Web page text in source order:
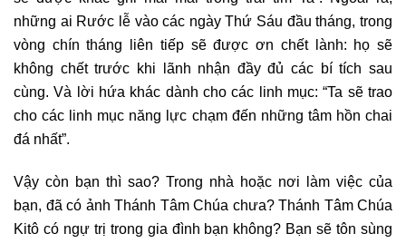
những ai Rước lễ vào các ngày Thứ Sáu đầu tháng, trong
vòng chín tháng liên tiếp sẽ được ơn chết lành: họ sẽ
không chết trước khi lãnh nhận đầy đủ các bí tích sau
cùng. Và lời hứa khác dành cho các linh mục: “Ta sẽ trao
cho các linh mục năng lực chạm đến những tâm hồn chai
đá nhất”.
Vậy còn bạn thì sao? Trong nhà hoặc nơi làm việc của
bạn, đã có ảnh Thánh Tâm Chúa chưa? Thánh Tâm Chúa
Kitô có ngự trị trong gia đình bạn không? Bạn sẽ tôn sùng